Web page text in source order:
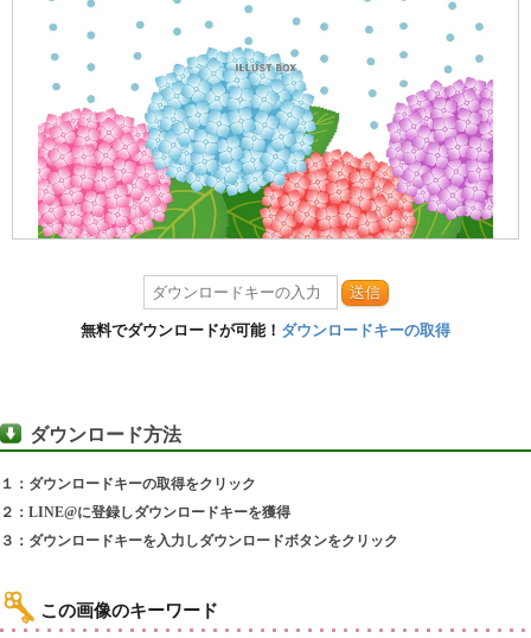
送信
無料でダウンロードが可能！ ダウンロードキーの取得
ダウンロード方法
１：ダウンロードキーの取得をクリック
２：LINE@に登録しダウンロードキーを獲得
３：ダウンロードキーを入力しダウンロードボタンをクリック
この画像のキーワード